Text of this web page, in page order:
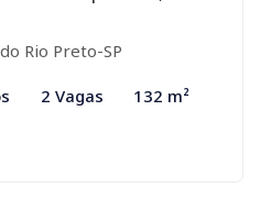
Rio Preto-SP
2 Vagas 132 m²